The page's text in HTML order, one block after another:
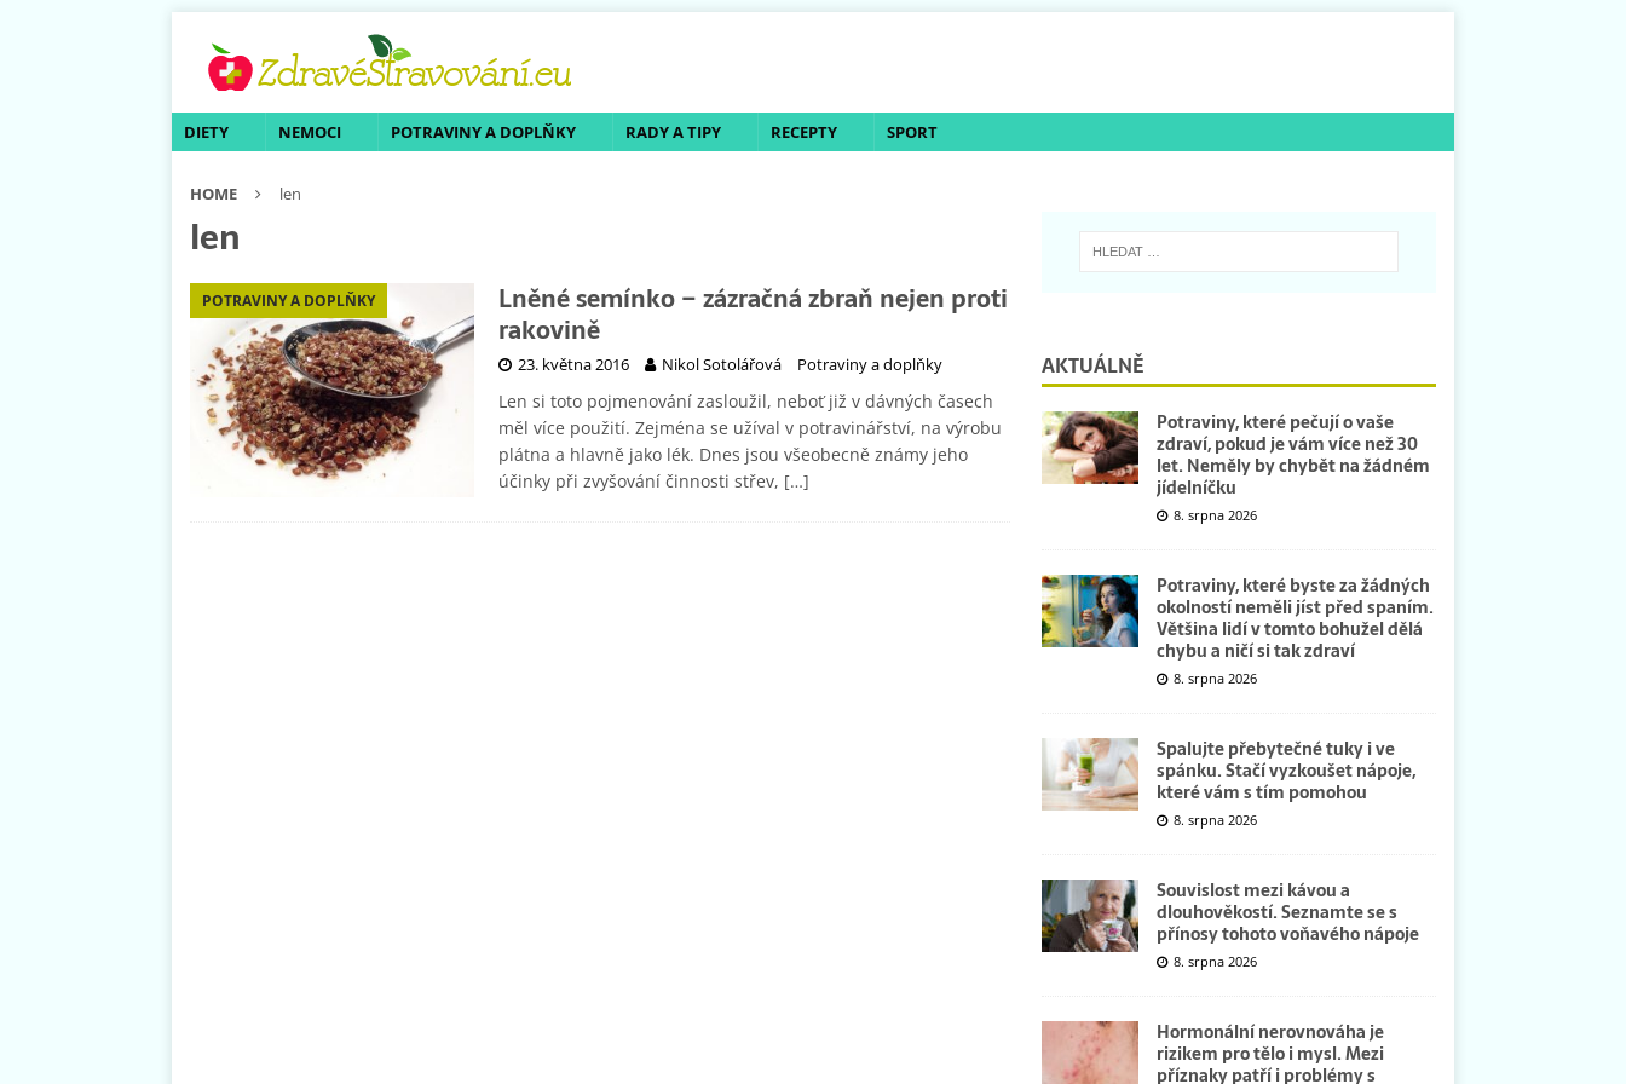
DIETY NEMOCI POTRAVINY A DOPLŇKY RADY A TIPY RECEPTY SPORT
HOME len
len
POTRAVINY A DOPLŇKY
Lněné semínko – zázračná zbraň nejen proti
rakovině
23. května 2016 Nikol Sotolářová Potraviny a doplňky
Len si toto pojmenování zasloužil, neboť již v dávných časech
měl více použití. Zejména se užíval v potravinářství, na výrobu
plátna a hlavně jako lék. Dnes jsou všeobecně známy jeho
účinky při zvyšování činnosti střev, […]
AKTUÁLNĚ
Potraviny, které pečují o vaše
zdraví, pokud je vám více než 30
let. Neměly by chybět na žádném
jídelníčku
8. srpna 2026
Potraviny, které byste za žádných
okolností neměli jíst před spaním.
Většina lidí v tomto bohužel dělá
chybu a ničí si tak zdraví
8. srpna 2026
Spalujte přebytečné tuky i ve
spánku. Stačí vyzkoušet nápoje,
které vám s tím pomohou
8. srpna 2026
Souvislost mezi kávou a
dlouhověkostí. Seznamte se s
přínosy tohoto voňavého nápoje
8. srpna 2026
Hormonální nerovnováha je
rizikem pro tělo i mysl. Mezi
příznaky patří i problémy s